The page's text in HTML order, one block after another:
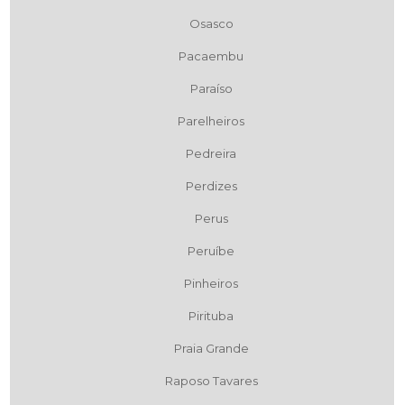
Osasco
Pacaembu
Paraíso
Parelheiros
Pedreira
Perdizes
Perus
Peruíbe
Pinheiros
Pirituba
Praia Grande
Raposo Tavares